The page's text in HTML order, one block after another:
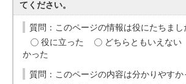
てください。
質問：このページの情報は役にたちまし
役に立った
どちらともいえない
かった
質問：このページの内容は分かりやすか